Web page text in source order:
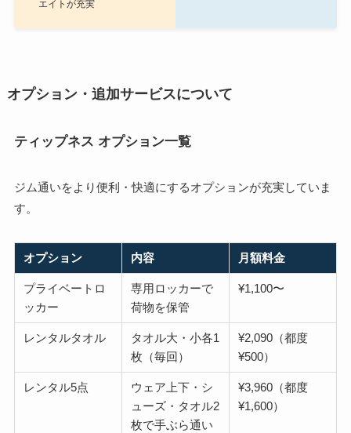
エイトが充実
オプション・追加サービスについて
ティップネス オプション一覧
ジム通いをより便利・快適にするオプションが充実していま
す。
オプション 内容 月額料金
プライベートロ
ッカー
専用ロッカーで
荷物を保管
¥1,100〜
レンタルタオル
タオル大・小各1
枚（毎回）
¥2,090（都度
¥500）
レンタル5点
ウェア上下・シ
ューズ・タオル2
枚で手ぶら通い
¥3,960（都度
¥1,600）